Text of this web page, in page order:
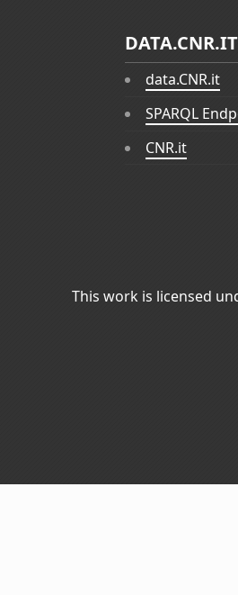
DATA.CNR.IT
data.CNR.it
SPARQL
CNR.it
This work is licensed